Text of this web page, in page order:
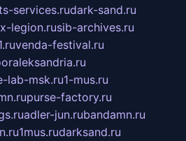
services.rudark-sand.ru
x-legion.rusib-archives.ru
venda-festival.ru
lab-msk.ru1-mus.ru
purse-factory.ru
adler-jun.rubandamn.ru
1mus.rudarksand.ru